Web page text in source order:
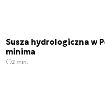
Susza hydrologiczna w
minima
2 min.